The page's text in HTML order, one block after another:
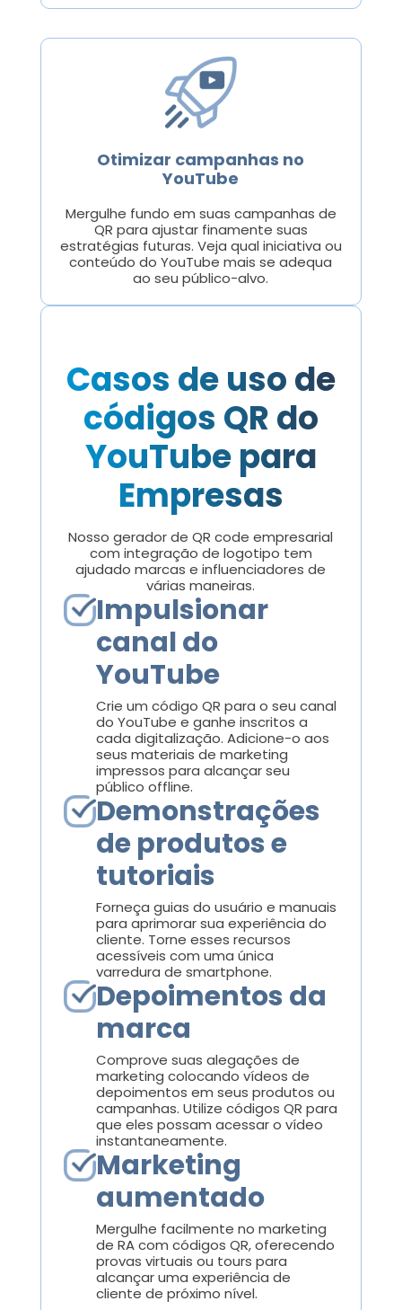
Otimizar campanhas no
YouTube
Mergulhe fundo em suas campanhas de
QR para ajustar finamente suas
estratégias futuras. Veja qual iniciativa ou
conteúdo do YouTube mais se adequa
ao seu público-alvo.
Casos de uso de
códigos QR do
YouTube para
Empresas
Nosso gerador de QR code empresarial
com integração de logotipo tem
ajudado marcas e influenciadores de
várias maneiras.
Impulsionar
canal do
YouTube
Crie um código QR para o seu canal
do YouTube e ganhe inscritos a
cada digitalização. Adicione-o aos
seus materiais de marketing
impressos para alcançar seu
público offline.
Demonstrações
de produtos e
tutoriais
Forneça guias do usuário e manuais
para aprimorar sua experiência do
cliente. Torne esses recursos
acessíveis com uma única
varredura de smartphone.
Depoimentos da
marca
Comprove suas alegações de
marketing colocando vídeos de
depoimentos em seus produtos ou
campanhas. Utilize códigos QR para
que eles possam acessar o vídeo
instantaneamente.
Marketing
aumentado
Mergulhe facilmente no marketing
de RA com códigos QR, oferecendo
provas virtuais ou tours para
alcançar uma experiência de
cliente de próximo nível.